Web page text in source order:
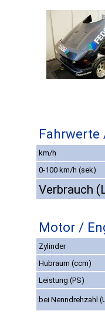
Fahrwerte
km/h
0-100 km/h (sek)
Verbrauch
Motor /
Zylinder
Hubraum (ccm)
Leistung (PS)
bei Nenndrehzahl